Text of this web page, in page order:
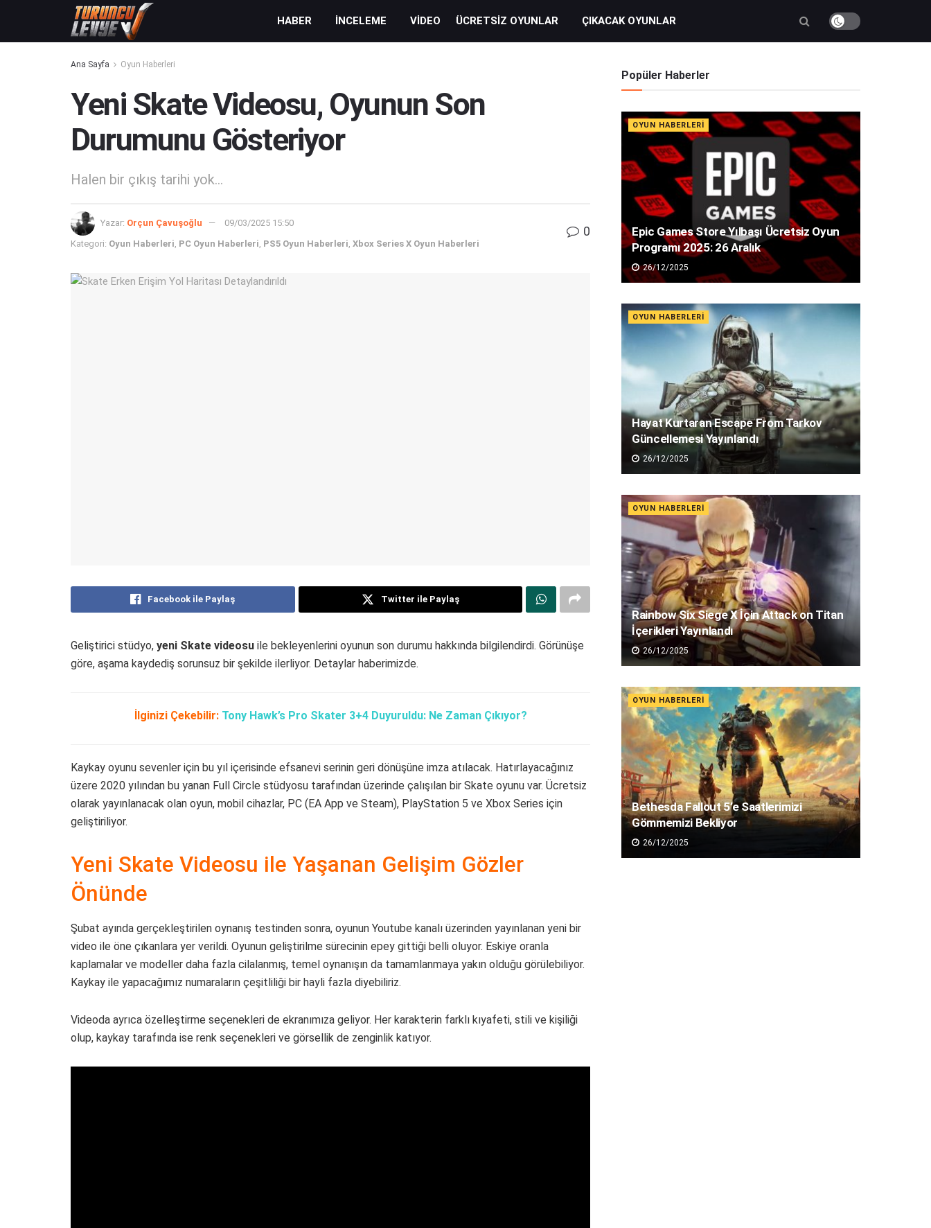
HABER İNCELEME VIDEO ÜCRETSIZ OYUNLAR ÇIKACAK OYUNLAR
Ana Sayfa Oyun Haberleri
Yeni Skate Videosu, Oyunun Son
Durumunu Gösteriyor
Halen bir çıkış tarihi yok...
Yazar: Orçun Çavuşoğlu 09/03/2025 15:50
Kategori: Oyun Haberleri, PC Oyun Haberleri, PS5 Oyun Haberleri, Xbox Series X Oyun Haberleri
0
Facebook ile Paylaş Twitter ile Paylaş
Geliştirici stüdyo, yeni Skate videosu ile bekleyenlerini oyunun son durumu hakkında bilgilendirdi. Görünüşe
göre, aşama kaydediş sorunsuz bir şekilde ilerliyor. Detaylar haberimizde.
İlginizi Çekebilir: Tony Hawk’s Pro Skater 3+4 Duyuruldu: Ne Zaman Çıkıyor?
Kaykay oyunu sevenler için bu yıl içerisinde efsanevi serinin geri dönüşüne imza atılacak. Hatırlayacağınız
üzere 2020 yılından bu yanan Full Circle stüdyosu tarafından üzerinde çalışılan bir Skate oyunu var. Ücretsiz
olarak yayınlanacak olan oyun, mobil cihazlar, PC (EA App ve Steam), PlayStation 5 ve Xbox Series için
geliştiriliyor.
Yeni Skate Videosu ile Yaşanan Gelişim Gözler
Önünde
Şubat ayında gerçekleştirilen oynanış testinden sonra, oyunun Youtube kanalı üzerinden yayınlanan yeni bir
video ile öne çıkanlara yer verildi. Oyunun geliştirilme sürecinin epey gittiği belli oluyor. Eskiye oranla
kaplamalar ve modeller daha fazla cilalanmış, temel oynanışın da tamamlanmaya yakın olduğu görülebiliyor.
Kaykay ile yapacağımız numaraların çeşitliliği bir hayli fazla diyebiliriz.
Videoda ayrıca özelleştirme seçenekleri de ekranımıza geliyor. Her karakterin farklı kıyafeti, stili ve kişiliği
olup, kaykay tarafında ise renk seçenekleri ve görsellik de zenginlik katıyor.
Popüler Haberler
OYUN HABERLERI
Epic Games Store Yılbaşı Ücretsiz Oyun
Programı 2025: 26 Aralık
26/12/2025
OYUN HABERLERI
Hayat Kurtaran Escape From Tarkov
Güncellemesi Yayınlandı
26/12/2025
OYUN HABERLERI
Rainbow Six Siege X İçin Attack on Titan
İçerikleri Yayınlandı
26/12/2025
OYUN HABERLERI
Bethesda Fallout 5’e Saatlerimizi
Gömmemizi Bekliyor
26/12/2025